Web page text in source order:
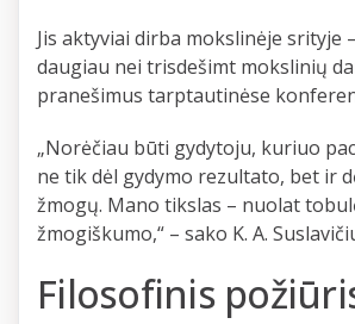
Jis aktyviai dirba mokslinėje srityje
daugiau nei trisdešimt mokslinių
pranešimus tarptautinėse
„Norėčiau būti gydytoju, kuriuo
ne tik dėl gydymo rezultato, bet ir
žmogų. Mano tikslas – nuolat
žmogiškumo,“ – sako K. A.
Filosofinis